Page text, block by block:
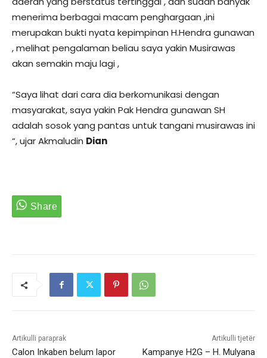
menerima berbagai macam penghargaan ,ini
merupakan bukti nyata kepimpinan H.Hendra gunawan
, melihat pengalaman beliau saya yakin Musirawas
akan semakin maju lagi ,
“Saya lihat dari cara dia berkomunikasi dengan
masyarakat, saya yakin Pak Hendra gunawan SH
adalah sosok yang pantas untuk tangani musirawas ini
“, ujar Akmaludin Dian
Artikulli paraprak
Calon Inkaben belum lapor
Artikulli tjetër
Kampanye H2G – H. Mulyana